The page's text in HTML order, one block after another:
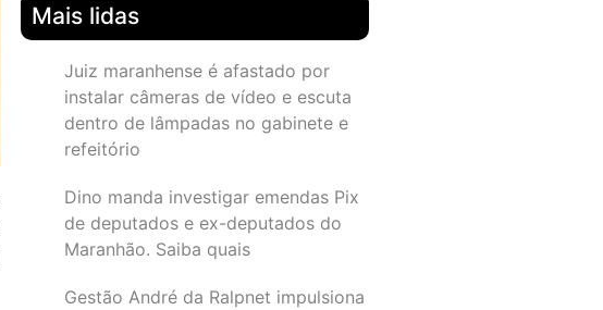
Mais lidas
Juiz maranhense é afastado por
instalar câmeras de vídeo e escuta
dentro de lâmpadas no gabinete e
refeitório
Dino manda investigar emendas Pix
de deputados e ex-deputados do
Maranhão. Saiba quais
Gestão André da Ralpnet impulsiona